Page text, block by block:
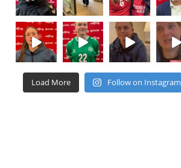
Load More Follow on Instagram